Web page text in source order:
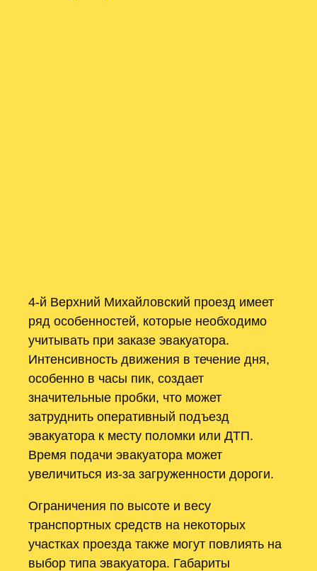
4-й Верхний Михайловский проезд имеет
ряд особенностей, которые необходимо
учитывать при заказе эвакуатора.
Интенсивность движения в течение дня,
особенно в часы пик, создает
значительные пробки, что может
затруднить оперативный подъезд
эвакуатора к месту поломки или ДТП.
Время подачи эвакуатора может
увеличиться из-за загруженности дороги.
Ограничения по высоте и весу
транспортных средств на некоторых
участках проезда также могут повлиять на
выбор типа эвакуатора. Габариты